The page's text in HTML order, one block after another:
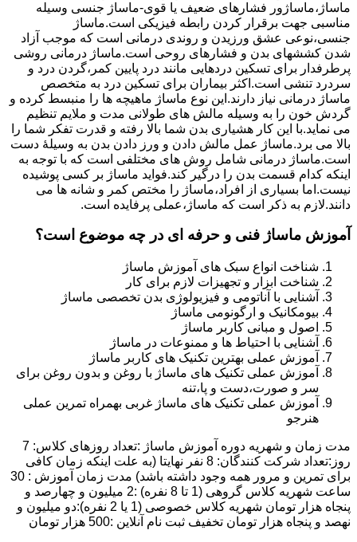
ماساژ،ماساژور فشارهای ضعیف یا قوی-ماساژ جنسی وسیله
مناسبی جهت برقرار کردن رابطه فیزیکی است.ماساژ
جنسی،نوعی عشق ورزیدن و روندی درمانی است که موجب آزاد
شدن کششهای بدن و فشارهای روحی است.ماساژ درمانی روشی
پرطرفدار برای تسکین دردهایی مانند درد پایین کمر،گردن درد و
سردرد تنشی است.اکثر بیماران برای تسکین درد به متخصص
ماساژ درمانی نیاز دارند.این نوع ماساژ ماهیچه ها را منبسط کرده و
گردش خون را به وسیله مالش های طولانی مدت و ملایم تنظیم
می نماید.با این کار هشیاری بدن شما بالا رفته و قدرت تفکر شما را
بالا می برد.ماساژ عمل مالش دادن و ورز دادن بدن به وسیلۀ دست
است.ماساژ درمانی شامل روش های مختلفی است که با توجه به
اینکه کدام قسمت بدن را درگیر کند.فواید ماساژ بر کسی پوشیده
نیست.اما بسیاری از افراد،ماساژ را مختص کمر و شانه ها می
دانند.لازم به ذکر است که ماساژ،عملی پرفایده است.
آموزش ماساژ فنی و حرفه ای در چه موضوع است؟
شناخت انواع سبک های آموزش ماساژ
شناخت ابزار و تجهیزات لازم برای کار
آشنایی با آناتومی و فیزیولوژی بدن تخصصی ماساژ
بیومکانیک و ارگونومی ماساژ
اصول و مبانی کاربر ماساژ
آشنایی با احتیاط ها و ممنوعات در ماساژ
آموزش عملی بهترین تکنیک های کاربر ماساژ
آموزش عملی تکنیک های ماساژ با روغن و بدون روغن برای
سر و صورت،دست و پا،تنه
آموزش عملی تکنیک های ماساژ غربی بهمراه تمرین عملی
هنرجو
مدت زمان و شهریه دوره آموزش ماساژ :تعداد روزهای کلاس: 7
روز:تعداد شرکت کنندگان: 8 نفر نهایتا (به علت اینکه زمان کافی
برای تمرین و مرور همه وجود داشته باشد) مدت زمان آموزش : 30
ساعت شهریه کلاس گروهی (1 تا 8 نفره) :2 میلیون و چهارصد و
پنجاه هزار تومان شهریه کلاس خصوصی (1 یا 2 نفره):دو میلیون و
نهصد و پنجاه هزار تومان تخفیف ثبت نام آنلاین :500 هزار تومان